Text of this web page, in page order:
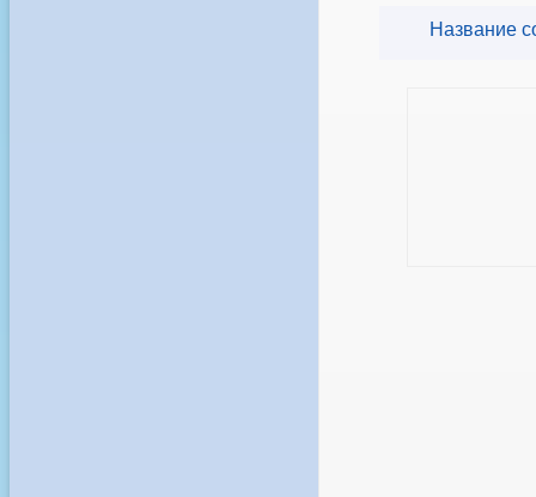
Название